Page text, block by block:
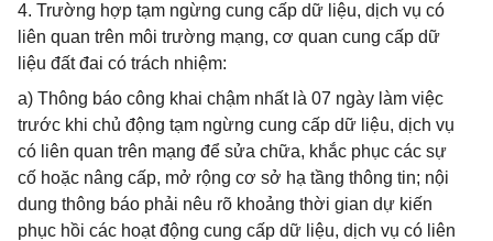
4. Trường hợp tạm ngừng cung cấp dữ liệu, dịch vụ có
liên quan trên môi trường mạng, cơ quan cung cấp dữ
liệu đất đai có trách nhiệm:
a) Thông báo công khai chậm nhất là 07 ngày làm việc
trước khi chủ động tạm ngừng cung cấp dữ liệu, dịch vụ
có liên quan trên mạng để sửa chữa, khắc phục các sự
cố hoặc nâng cấp, mở rộng cơ sở hạ tầng thông tin; nội
dung thông báo phải nêu rõ khoảng thời gian dự kiến
phục hồi các hoạt động cung cấp dữ liệu, dịch vụ có liên